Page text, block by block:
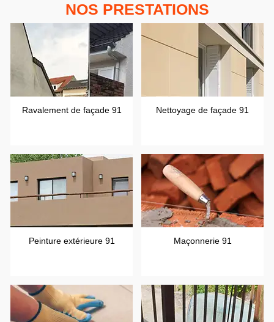
NOS PRESTATIONS
Ravalement de façade 91 Nettoyage de façade 91
Peinture extérieure 91 Maçonnerie 91